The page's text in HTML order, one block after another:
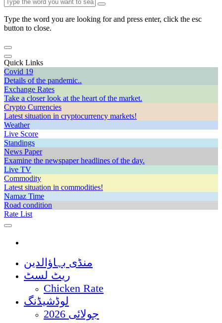
Type the word you are looking for and press enter, click the esc
button to close.
Quick Links
Covid 19
Details of the pandemic..
Exchange Rates
Take a closer look at the heart of the market.
Crypto Currencies
Latest situation in cryptocurrency markets!
Weather
Live Score
Standings
News Paper
Examine the newspaper headlines of the day.
Live TV
Commodity
Latest situation in commodities!
Namaz Time
Road condition
Rate List
منڈی بہاؤالدین
ریٹ لسٹ
Chicken Rate
لوڈشیڈنگ
جولائی 2026